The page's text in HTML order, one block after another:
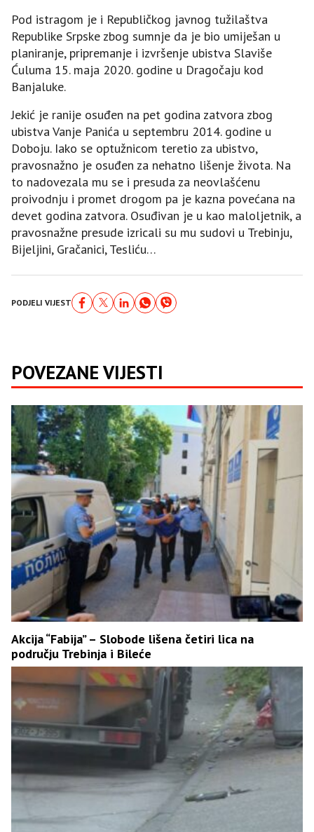
Pod istragom je i Republičkog javnog tužilaštva
Republike Srpske zbog sumnje da je bio umiješan u
planiranje, pripremanje i izvršenje ubistva Slaviše
Ćuluma 15. maja 2020. godine u Dragočaju kod
Banjaluke.
Jekić je ranije osuđen na pet godina zatvora zbog
ubistva Vanje Panića u septembru 2014. godine u
Doboju. Iako se optužnicom teretio za ubistvo,
pravosnažno je osuđen za nehatno lišenje života. Na
to nadovezala mu se i presuda za neovlašćenu
proivodnju i promet drogom pa je kazna povećana na
devet godina zatvora. Osuđivan je u kao maloljetnik, a
pravosnažne presude izricali su mu sudovi u Trebinju,
Bijeljini, Gračanici, Tesliću…
PODJELI VIJEST
POVEZANE VIJESTI
Akcija “Fabija” – Slobode lišena četiri lica na
području Trebinja i Bileće